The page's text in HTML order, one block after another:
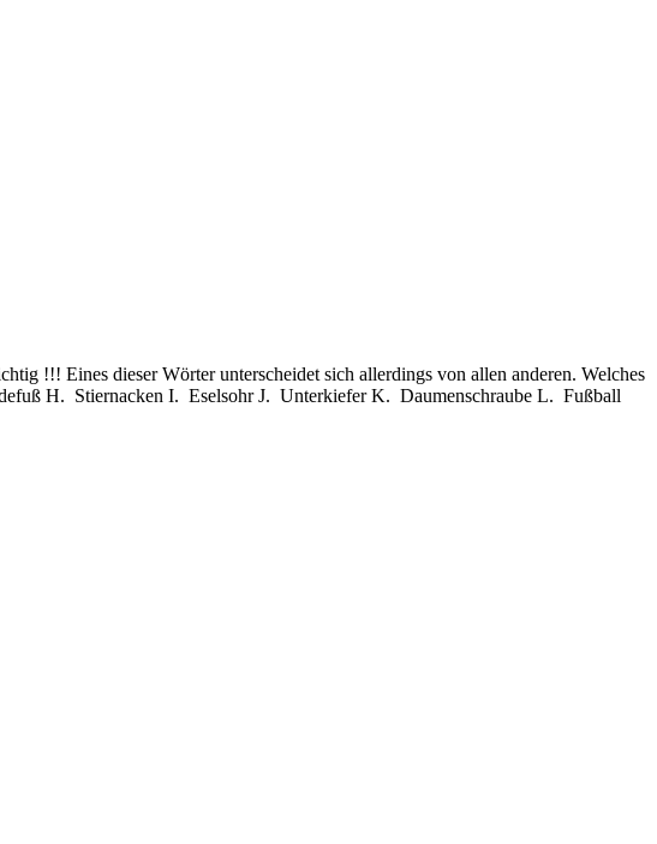
!!! Eines dieser Wörter unterscheidet sich allerdings von allen anderen. Welches
H. Stiernacken I. Eselsohr J. Unterkiefer K. Daumenschraube L. Fußball